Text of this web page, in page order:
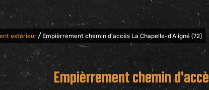
extérieur / Empièrrement chemin d'accès La Chapelle-d'Aligné (72)
Empièrrement chemin